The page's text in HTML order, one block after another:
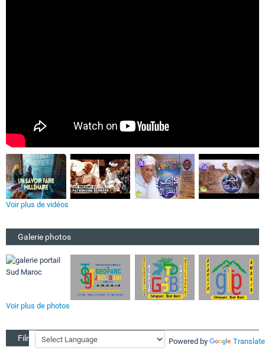
Voir plus de vidéos
Galerie photos
Voir plus de photos
Film CRT sur Région Guélmim Powered by Translate